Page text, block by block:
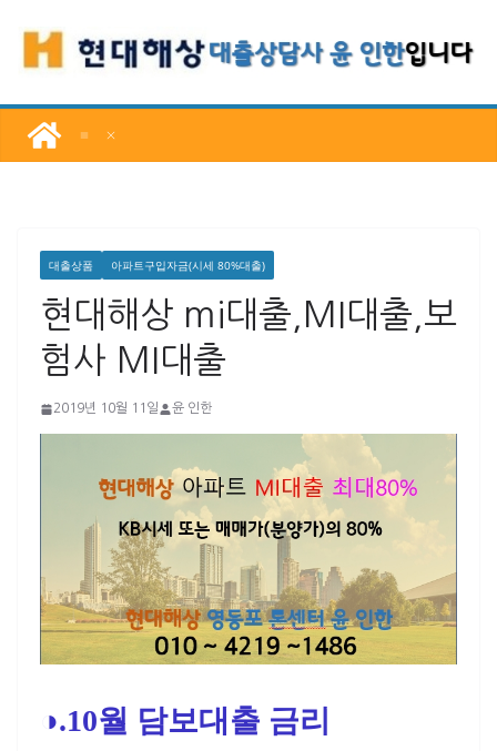
로
너
대출상품 아파트구입자금(시세 80%대출)
현대해상 mi대출,MI대출,보
험사 MI대출
2019년 10월 11일 윤 인한
◑.10월 담보대출 금리